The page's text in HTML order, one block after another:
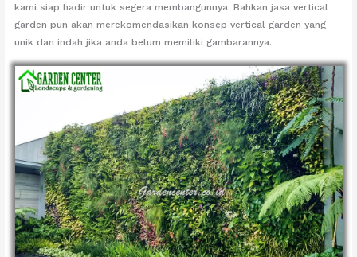
kami siap hadir untuk segera membangunnya. Bahkan jasa vertical
garden pun akan merekomendasikan konsep vertical garden yang
unik dan indah jika anda belum memiliki gambarannya.